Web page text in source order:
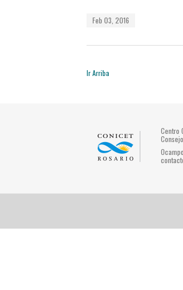
Feb 03, 2016
Ir Arriba
Centro